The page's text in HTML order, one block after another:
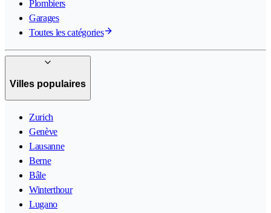
Plombiers
Garages
Toutes les catégories
Villes populaires
Zurich
Genève
Lausanne
Berne
Bâle
Winterthour
Lugano